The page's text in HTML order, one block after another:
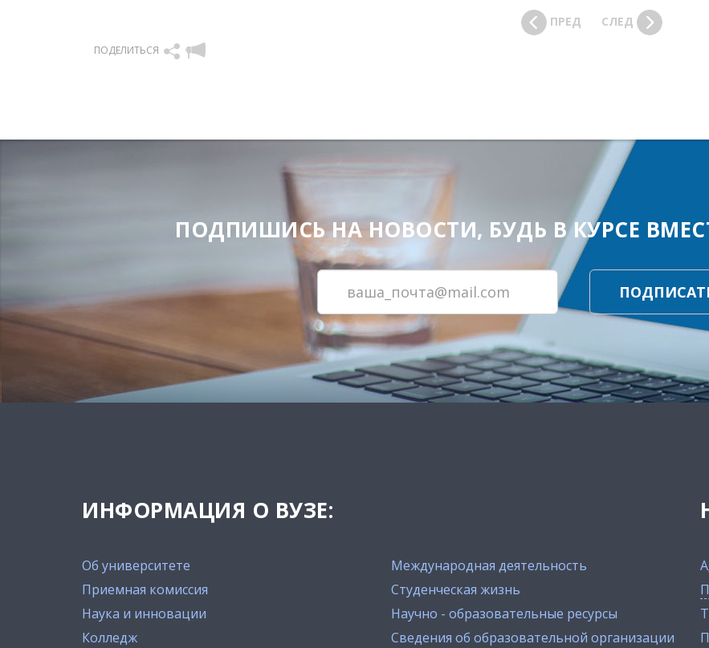
ПОДЕЛИТЬСЯ
ПРЕД СЛЕД
ПОДПИШИСЬ НА НОВОСТИ, БУДЬ В КУРСЕ
ИНФОРМАЦИЯ О ВУЗЕ:
Об университете
Приемная комиссия
Наука и инновации
Колледж
Международная деятельность
Студенческая жизнь
Научно - образовательные ресурсы
Сведения об образовательной организации